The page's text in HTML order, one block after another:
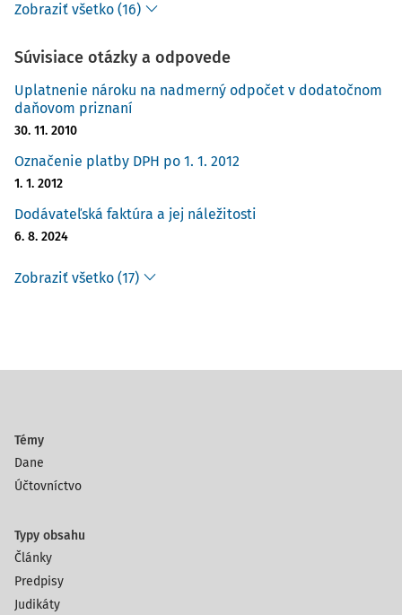
Zobraziť všetko (16)
Súvisiace otázky a odpovede
Uplatnenie nároku na nadmerný odpočet v dodatočnom
daňovom priznaní
30. 11. 2010
Označenie platby DPH po 1. 1. 2012
1. 1. 2012
Dodávateľská faktúra a jej náležitosti
6. 8. 2024
Zobraziť všetko (17)
Témy
Dane
Účtovníctvo
Typy obsahu
Články
Predpisy
Judikáty